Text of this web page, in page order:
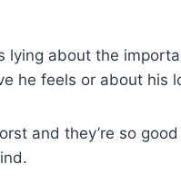
lying about the
he feels or about his
and they’re so